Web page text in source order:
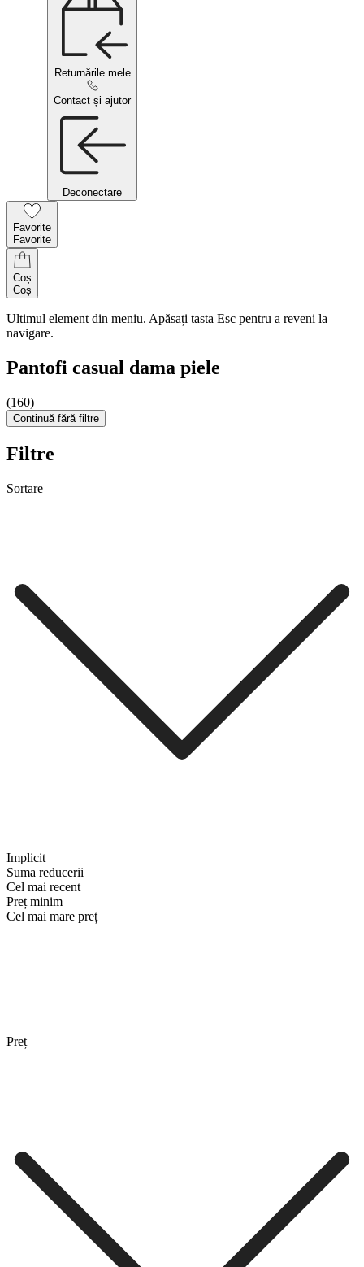
Returnările mele
Contact și ajutor
Deconectare
Favorite
Favorite
Coș
Coș
Ultimul element din meniu. Apăsați tasta Esc pentru a reveni la
navigare.
Pantofi casual dama piele
(160)
Continuă fără filtre
Filtre
Sortare
Implicit
Suma reducerii
Cel mai recent
Preț minim
Cel mai mare preț
Preț